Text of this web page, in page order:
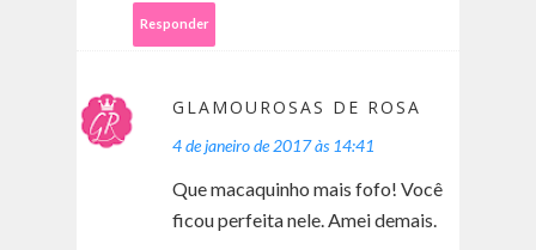
Responder
GLAMOUROSAS DE ROSA
4 de janeiro de 2017 às 14:41
Que macaquinho mais fofo! Você
ficou perfeita nele. Amei demais.